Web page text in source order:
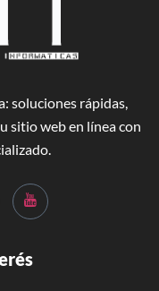
soluciones rápidas,
sitio web en línea con